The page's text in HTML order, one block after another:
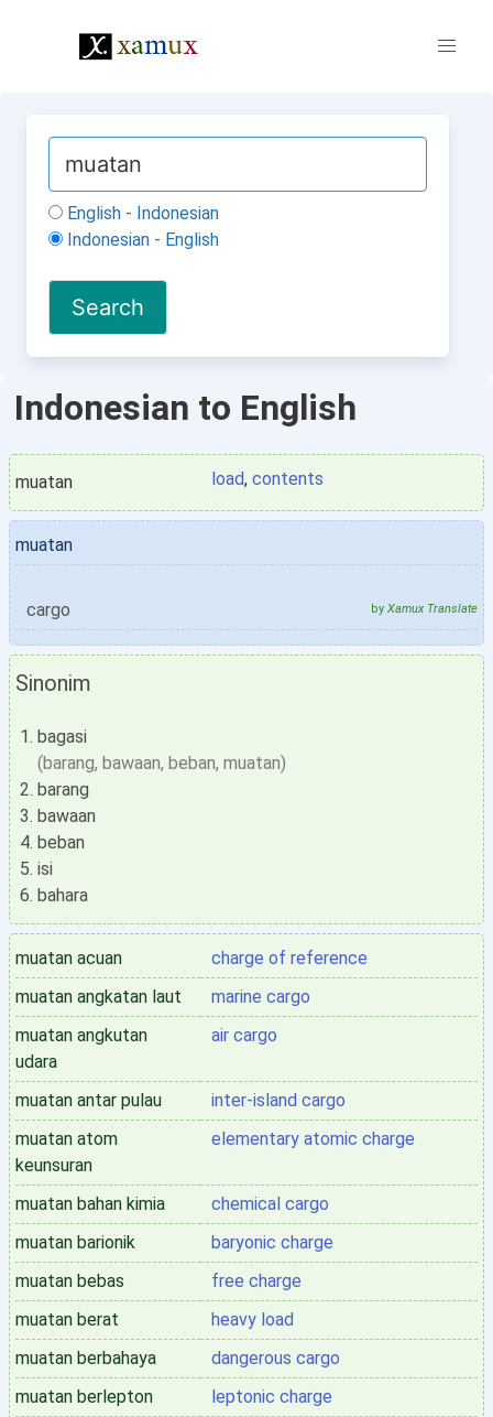
English - Indonesian
Indonesian - English
Indonesian to English
muatan load, contents
muatan
cargo by Xamux Translate
Sinonim
bagasi
(barang, bawaan, beban, muatan)
barang
bawaan
beban
isi
bahara
muatan acuan
charge of reference
muatan angkatan laut
marine cargo
muatan angkutan
udara
air cargo
muatan antar pulau
inter-island cargo
muatan atom
keunsuran
elementary atomic charge
muatan bahan kimia
chemical cargo
muatan barionik
baryonic charge
muatan bebas
free charge
muatan berat
heavy load
muatan berbahaya
dangerous cargo
muatan berlepton
leptonic charge